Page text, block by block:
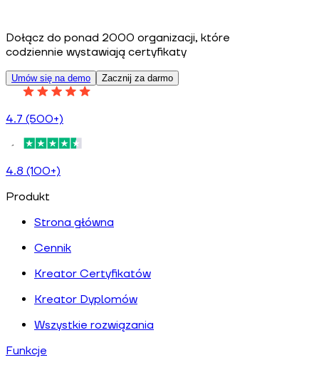
Dołącz do ponad 2000 organizacji, które
codziennie wystawiają certyfikaty
Umów się na demo Zacznij za darmo
4.7 (500+)
4.8 (100+)
Produkt
Strona główna
Cennik
Kreator Certyfikatów
Kreator Dyplomów
Wszystkie rozwiązania
Funkcje